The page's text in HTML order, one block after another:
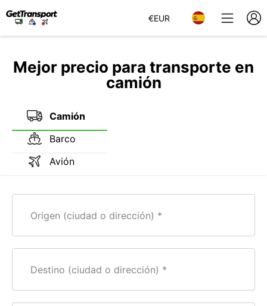
€EUR
Mejor precio para transporte en
camión
Camión
Barco
Avión
Origen (ciudad o dirección)
Destino (ciudad o dirección)